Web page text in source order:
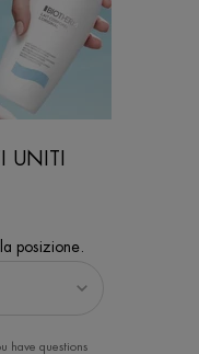
dal 2012 ]
UNITI
posizione.
have questions